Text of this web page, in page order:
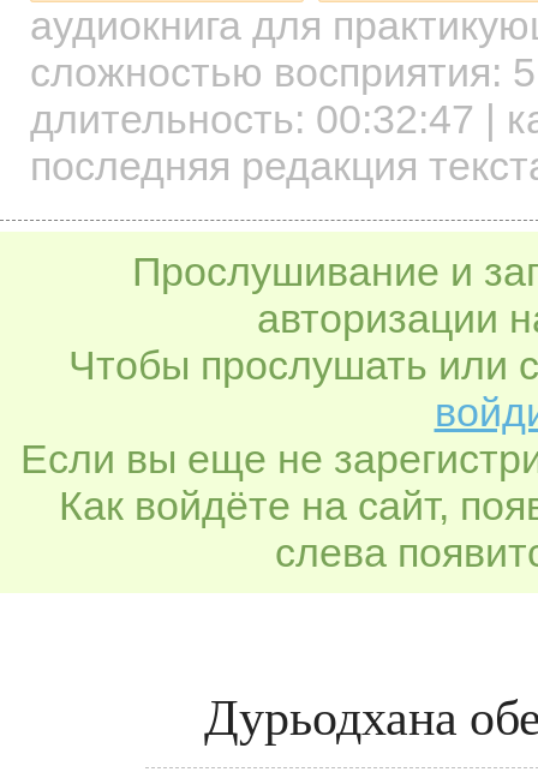
аудиокнига для
сложностью восприятия: 5
длительность: 00:32:47 |
последняя редакция
Прослушивание и
авторизации
Чтобы прослушать или
Если вы еще не
Как войдёте на сайт,
слева
Дурьодхана